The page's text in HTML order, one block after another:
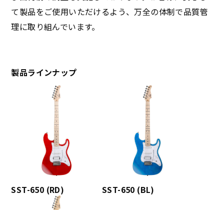
て製品をご使用いただけるよう、万全の体制で品質管
理に取り組んでいます。
製品ラインナップ
SST-650 (RD) SST-650 (BL)